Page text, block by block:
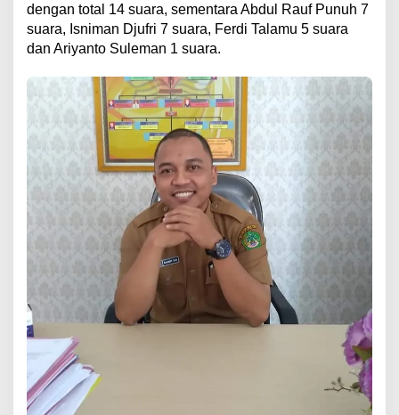
dengan total 14 suara, sementara Abdul Rauf Punuh 7
suara, Isniman Djufri 7 suara, Ferdi Talamu 5 suara
dan Ariyanto Suleman 1 suara.